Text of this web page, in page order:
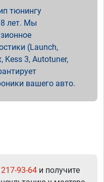
тюнингу
лет. Мы
(Launch,
Kess 3, Autotuner,
вашего авто.
93-64 и получите